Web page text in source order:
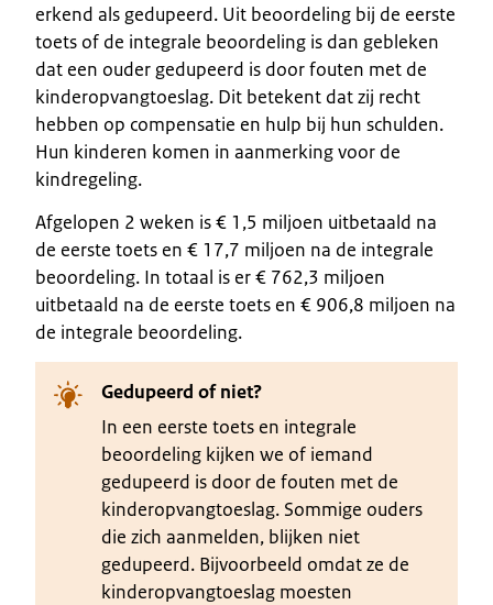
erkend als gedupeerd. Uit beoordeling bij de eerste
toets of de integrale beoordeling is dan gebleken
dat een ouder gedupeerd is door fouten met de
kinderopvangtoeslag. Dit betekent dat zij recht
hebben op compensatie en hulp bij hun schulden.
Hun kinderen komen in aanmerking voor de
kindregeling.
Afgelopen 2 weken is € 1,5 miljoen uitbetaald na
de eerste toets en € 17,7 miljoen na de integrale
beoordeling. In totaal is er € 762,3 miljoen
uitbetaald na de eerste toets en € 906,8 miljoen na
de integrale beoordeling.
Gedupeerd of niet?
In een eerste toets en integrale
beoordeling kijken we of iemand
gedupeerd is door de fouten met de
kinderopvangtoeslag. Sommige ouders
die zich aanmelden, blijken niet
gedupeerd. Bijvoorbeeld omdat ze de
kinderopvangtoeslag moesten